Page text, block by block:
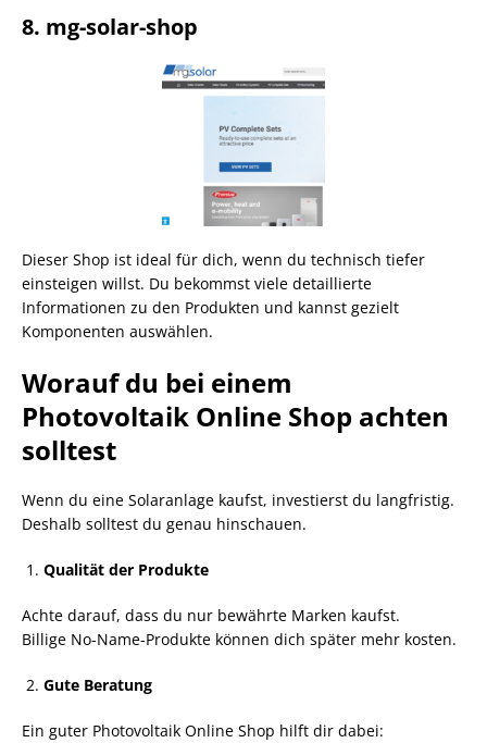
8. mg-solar-shop
Dieser Shop ist ideal für dich, wenn du technisch tiefer
einsteigen willst. Du bekommst viele detaillierte
Informationen zu den Produkten und kannst gezielt
Komponenten auswählen.
Worauf du bei einem
Photovoltaik Online Shop achten
solltest
Wenn du eine Solaranlage kaufst, investierst du langfristig.
Deshalb solltest du genau hinschauen.
Qualität der Produkte
Achte darauf, dass du nur bewährte Marken kaufst.
Billige No-Name-Produkte können dich später mehr kosten.
Gute Beratung
Ein guter Photovoltaik Online Shop hilft dir dabei: